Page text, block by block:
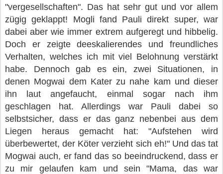
"vergesellschaften". Das hat sehr gut und vor allem
zügig geklappt! Mogli fand Pauli direkt super, war
dabei aber wie immer extrem aufgeregt und hibbelig.
Doch er zeigte deeskalierendes und freundliches
Verhalten, welches ich mit viel Belohnung verstärkt
habe. Dennoch gab es ein, zwei Situationen, in
denen Mogwai dem Kater zu nahe kam und dieser
ihn laut angefaucht, einmal sogar nach ihm
geschlagen hat. Allerdings war Pauli dabei so
selbstsicher, dass er das ganz nebenbei aus dem
Liegen heraus gemacht hat: "Aufstehen wird
überbewertet, der Köter verzieht sich eh!" Und das tat
Mogwai auch, er fand das so beeindruckend, dass er
zu mir gelaufen kam und sein "Mama, das war